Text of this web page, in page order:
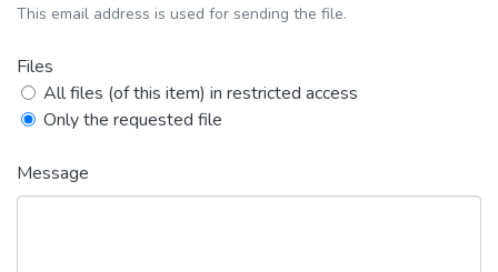
This email address is used for sending the file.
Files
All files (of this item) in restricted access
Only the requested file
Message